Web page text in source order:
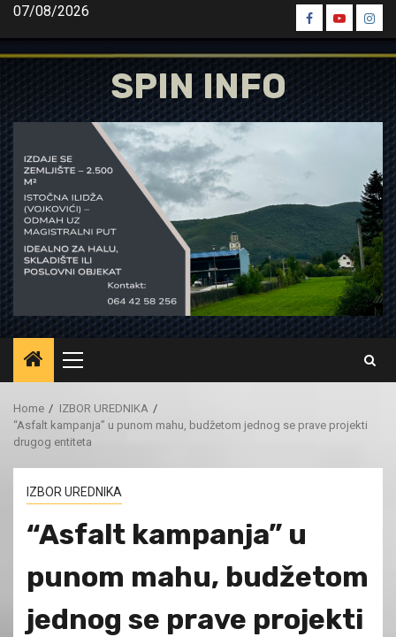
Skip
content
07/08/2026
Spin
Facebook
Spin
Youtube
Spin
SPIN INFO
Primary
Menu
Home
IZBOR UREDNIKA
“Asfalt kampanja” u punom mahu, budžetom jednog se prave projekti
drugog entiteta
IZBOR UREDNIKA
“Asfalt kampanja” u
punom mahu, budžetom
jednog se prave projekti